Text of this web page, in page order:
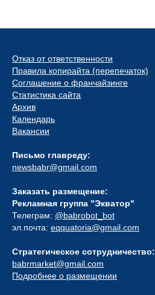
Отказ от ответственности
Правила копирайта (перепечаток)
Соглашение о франчайзинге
Статистика сайта
Архив
Календарь
Вакансии
Письмо главреду:
newsbabr@gmail.com
Заказать размещение:
Рекламная группа "Экватор"
Телеграм: @babrobot_bot
эл.почта: eqquatoria@gmail.com
Стратегическое сотрудничество:
babrmarket@gmail.com
Подробнее о размещении